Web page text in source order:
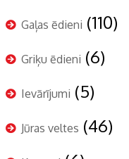
Gaļas ēdieni (110)
Griķu ēdieni (6)
Ievārījumi (5)
Jūras veltes (46)